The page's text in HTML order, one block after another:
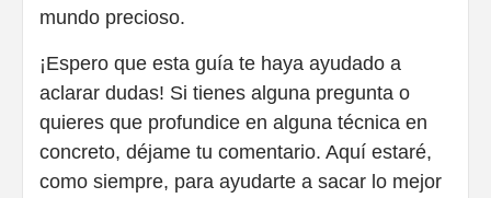
mundo precioso.
¡Espero que esta guía te haya ayudado a
aclarar dudas! Si tienes alguna pregunta o
quieres que profundice en alguna técnica en
concreto, déjame tu comentario. Aquí estaré,
como siempre, para ayudarte a sacar lo mejor